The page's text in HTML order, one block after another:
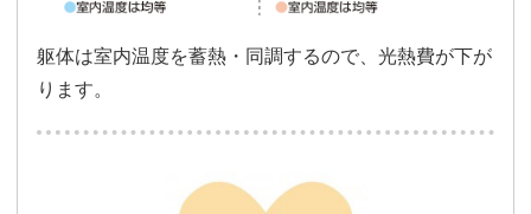
躯体は室内温度を蓄熱・同調するので、光熱費が下が
ります。